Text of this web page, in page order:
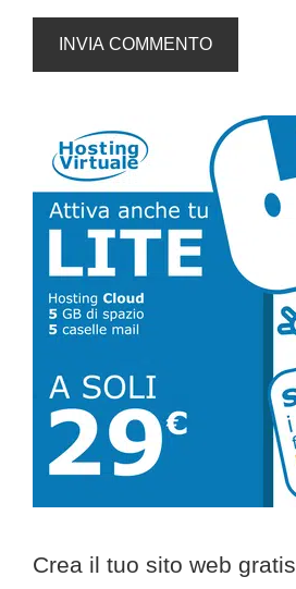
Barra
laterale
primaria
Crea il tuo sito web gratis